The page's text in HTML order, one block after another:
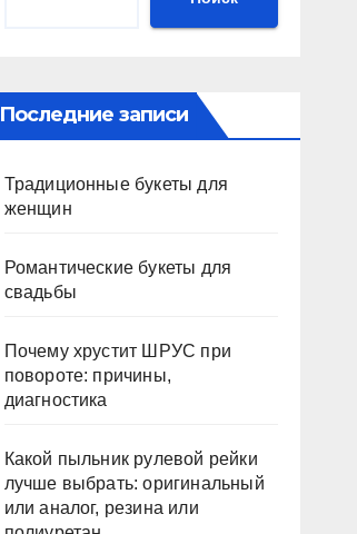
Последние записи
Традиционные букеты для
женщин
Романтические букеты для
свадьбы
Почему хрустит ШРУС при
повороте: причины,
диагностика
Какой пыльник рулевой рейки
лучше выбрать: оригинальный
или аналог, резина или